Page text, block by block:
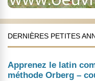
DERNIÈRES PETITES
Apprenez le latin
méthode Orberg –